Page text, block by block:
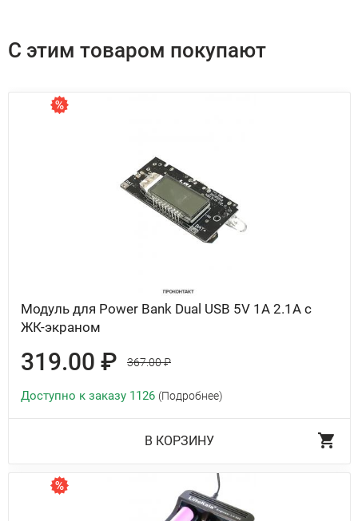
С этим товаром покупают
Модуль для Power Bank Dual USB 5V 1A 2.1A с
ЖК-экраном
319.00 ₽ 367.00 ₽
Доступно к заказу 1126 (Подробнее)
В КОРЗИНУ